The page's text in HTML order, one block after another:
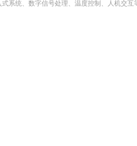
系统、数字信号处理、温度控制、人机交互